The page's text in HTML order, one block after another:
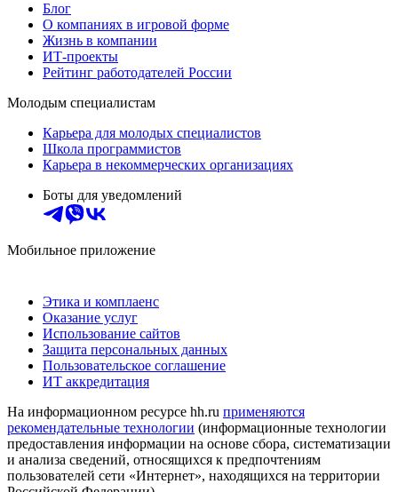
Блог
О компаниях в игровой форме
Жизнь в компании
ИТ-проекты
Рейтинг работодателей России
Молодым специалистам
Карьера для молодых специалистов
Школа программистов
Карьера в некоммерческих организациях
Боты для уведомлений
Мобильное приложение
Этика и комплаенс
Оказание услуг
Использование сайтов
Защита персональных данных
Пользовательское соглашение
ИТ аккредитация
На информационном ресурсе hh.ru применяются
рекомендательные технологии (информационные технологии
предоставления информации на основе сбора, систематизации
и анализа сведений, относящихся к предпочтениям
пользователей сети «Интернет», находящихся на территории